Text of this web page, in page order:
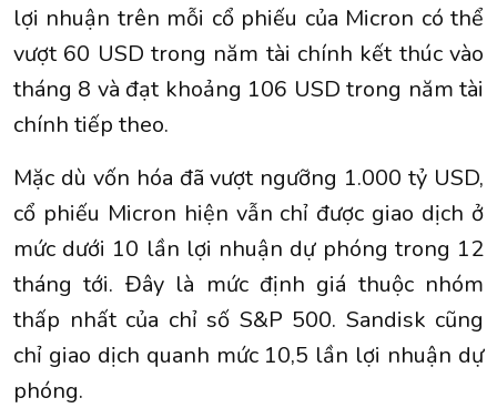
lợi nhuận trên mỗi cổ phiếu của Micron có thể
vượt 60 USD trong năm tài chính kết thúc vào
tháng 8 và đạt khoảng 106 USD trong năm tài
chính tiếp theo.
Mặc dù vốn hóa đã vượt ngưỡng 1.000 tỷ USD,
cổ phiếu Micron hiện vẫn chỉ được giao dịch ở
mức dưới 10 lần lợi nhuận dự phóng trong 12
tháng tới. Đây là mức định giá thuộc nhóm
thấp nhất của chỉ số S&P 500. Sandisk cũng
chỉ giao dịch quanh mức 10,5 lần lợi nhuận dự
phóng.